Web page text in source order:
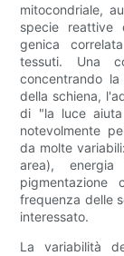
mitocondriale,
specie reattive
genica
tessuti. Una
concentrando
della schiena,
di "la luce
notevolmente
da molte
area),
frequenza delle
interessato.
La variabilità